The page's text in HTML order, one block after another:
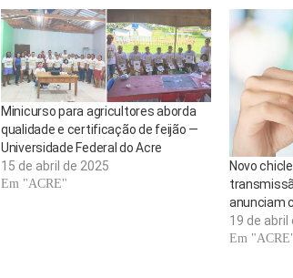
Minicurso para agricultores aborda
qualidade e certificação de feijão —
Universidade Federal do Acre
15 de abril de 2025
Em "ACRE"
Novo
anunciam
19 de abril
Em